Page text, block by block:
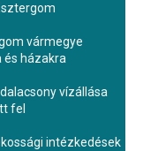
vármegye
és házakra
vízállása
fel
intézkedések